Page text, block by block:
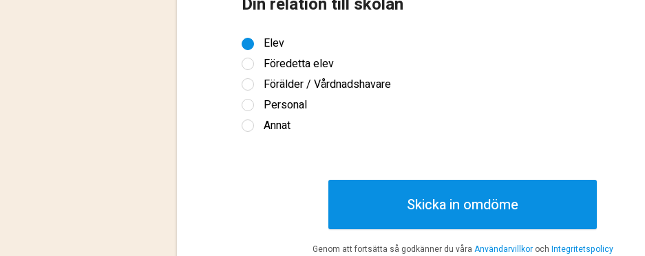
Elev
Föredetta elev
Förälder / Vårdnadshavare
Personal
Annat
Skicka in omdöme
Genom att fortsätta så godkänner du våra Användarvillkoroch Integritetspolicy